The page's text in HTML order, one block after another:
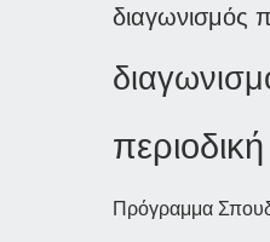
διαγωνισμός
Πρόγραμμα